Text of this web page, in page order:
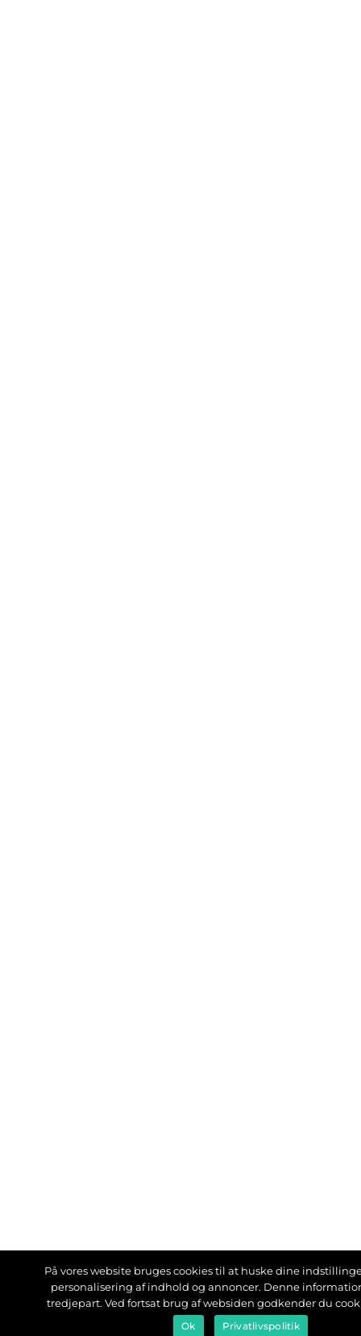
På vores website bruges cookies til at huske dine
personalisering af indhold og annoncer. Denne
tredjepart. Ved fortsat brug af websiden godkender du
Ok Privatlivspolitik